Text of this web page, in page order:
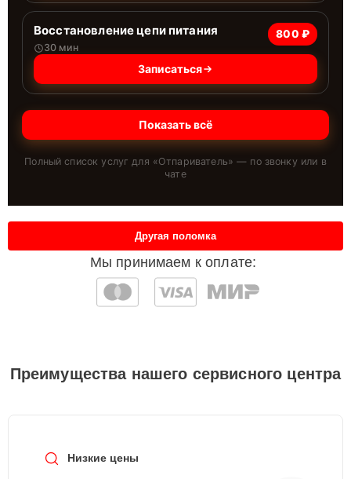
Восстановление цепи питания
30 мин
800 ₽
Записаться
Показать всё
Полный список услуг для «Отпариватель» — по звонку или в
чате
Мы принимаем к оплате:
Другая поломка
Преимущества нашего сервисного центра
Низкие цены